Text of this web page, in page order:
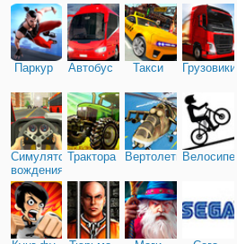
Паркур Автобус Такси Грузовики
Симулятор
вождения
Трактора ВертолетыВелосипед